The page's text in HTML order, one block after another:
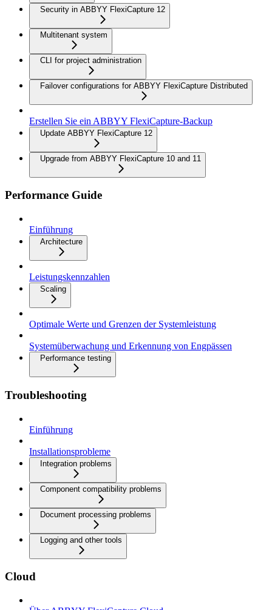
Security in ABBYY FlexiCapture 12
Multitenant system
CLI for project administration
Failover configurations for ABBYY FlexiCapture Distributed
Erstellen Sie ein ABBYY FlexiCapture-Backup
Update ABBYY FlexiCapture 12
Upgrade from ABBYY FlexiCapture 10 and 11
Performance Guide
Einführung
Architecture
Leistungskennzahlen
Scaling
Optimale Werte und Grenzen der Systemleistung
Systemüberwachung und Erkennung von Engpässen
Performance testing
Troubleshooting
Einführung
Installationsprobleme
Integration problems
Component compatibility problems
Document processing problems
Logging and other tools
Cloud